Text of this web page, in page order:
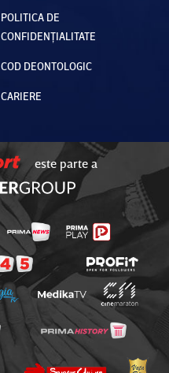
POLITICA DE
CONFIDENȚIALITATE
COD DEONTOLOGIC
CARIERE
este parte a